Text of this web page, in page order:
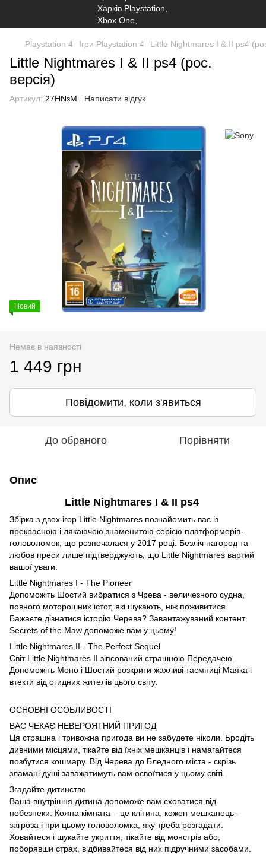
Playstation 4 Ігри Playstation 4 Little Nightmares I & II ps4
Little Nightmares I & II ps4 (рос.
версія)
Артикул: 27HNзM Написати відгук
Новий
Немає в наявності
1 449 грн
Повідомити, коли з'явиться
До обраного Порівняти
Опис
Little Nightmares I & II ps4
Збірка з двох ігор Little Nightmares познайомить вас із
прекрасною і лякаючою знаменитою серією платформерів-
головоломок, що розпочалася у 2017 році. Безліч нагород та
любов преси лише підтверджують, що Little Nightmares вартий
вашої уваги.
Little Nightmares I - The Pioneer
Допоможіть Шостий вибратися з Чрева - величезного судна,
повного моторошних істот, які шукають, ніж поживитися.
Бажаєте дізнатися історію Черева? Завантажуваний контент
Secrets of the Maw допоможе вам у цьому!
Little Nightmares II - The Perfect Sequel
Світ Little Nightmares II зіпсований страшною Передачею.
Допоможіть Моно і Шостий розкрити жахливі таємниці Маяка і
втекти від огидних жителів цього світу.
ОСНОВНІ ОСОБЛИВОСТІ
ВАС ЧЕКАЄ НЕВЕРОЯТНИЙ ПРИГОД
Ця страшна і тривожна пригода ви не забудете ніколи. Бродіть
дивними місцями, тікайте від їхніх мешканців і намагайтеся
позбутися кошмару. Від Черева до Бледного міста - скрізь
зламані душі заважатимуть вам освоїтися у цьому світі.
Згадайте дитинство
Ваша внутрішня дитина допоможе вам сховатися від
небезпеки. Кожна кімната – це клітина, кожен мешканець –
загроза і при цьому головоломка, яку треба розгадати.
Ховайтеся і шукайте укриття, тікайте від монстрів або,
поборявши страх, відбивайтеся від них підручними засобами.